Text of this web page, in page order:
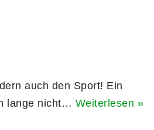
auch den Sport! Ein
lange nicht… Weiterlesen »